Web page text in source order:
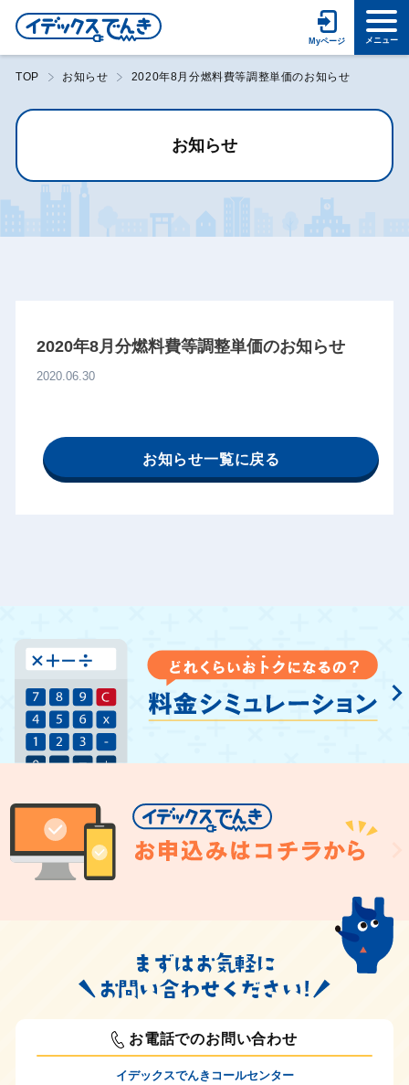
TOP お知らせ 2020年8月分燃料費等調整単価のお知らせ
お知らせ
2020年8月分燃料費等調整単価のお知らせ
2020.06.30
お知らせ一覧に戻る
お電話でのお問い合わせ
イデックスでんきコールセンター